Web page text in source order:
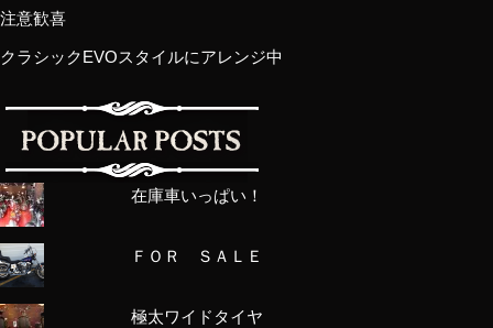
注意歓喜
クラシックEVOスタイルにアレンジ中
在庫車いっぱい！
ＦＯＲ ＳＡＬＥ
極太ワイドタイヤ